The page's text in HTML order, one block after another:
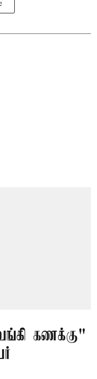
கணக்கு"